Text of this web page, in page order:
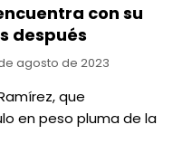
con su
después
agosto de 2023
que
en peso pluma de la